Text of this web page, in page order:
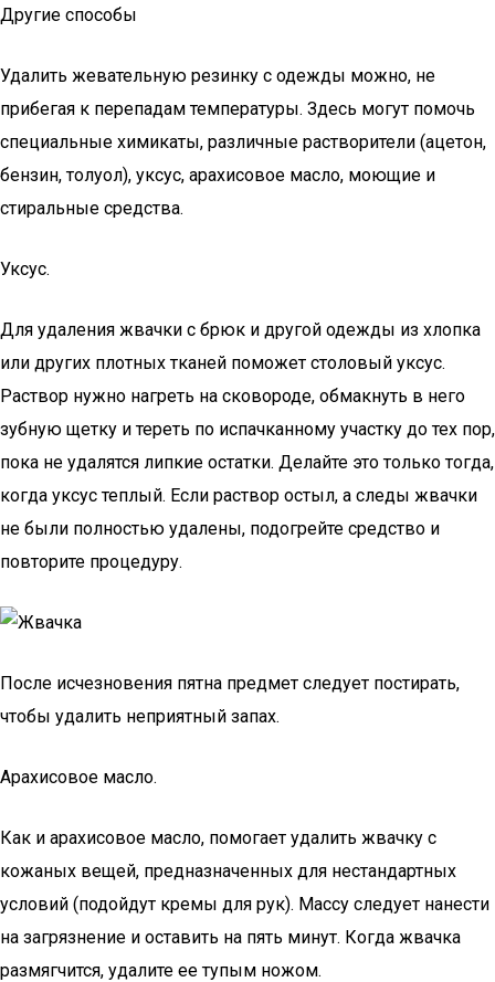
Другие способы
Удалить жевательную резинку с одежды можно, не
прибегая к перепадам температуры. Здесь могут помочь
специальные химикаты, различные растворители (ацетон,
бензин, толуол), уксус, арахисовое масло, моющие и
стиральные средства.
Уксус.
Для удаления жвачки с брюк и другой одежды из хлопка
или других плотных тканей поможет столовый уксус.
Раствор нужно нагреть на сковороде, обмакнуть в него
зубную щетку и тереть по испачканному участку до тех пор,
пока не удалятся липкие остатки. Делайте это только тогда,
когда уксус теплый. Если раствор остыл, а следы жвачки
не были полностью удалены, подогрейте средство и
повторите процедуру.
После исчезновения пятна предмет следует постирать,
чтобы удалить неприятный запах.
Арахисовое масло.
Как и арахисовое масло, помогает удалить жвачку с
кожаных вещей, предназначенных для нестандартных
условий (подойдут кремы для рук). Массу следует нанести
на загрязнение и оставить на пять минут. Когда жвачка
размягчится, удалите ее тупым ножом.